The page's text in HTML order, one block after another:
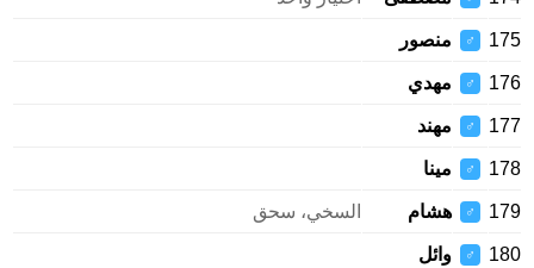
175
♂ منصور
176
♂ مهدي
177
♂ مهند
178
♂ مينا
179
♂ هشام السخي، سحق
180
♂ وائل